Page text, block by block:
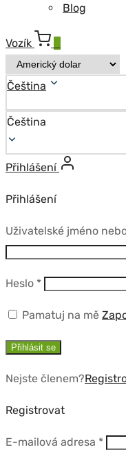
Blog
Vozík
Čeština
Čeština
Přihlášení
Přihlášení
Uživatelské jméno
Heslo *Povinné
Pamatuj na mě
Přihlásit se
Nejste členem?
Registrovat
E-mailová adresa *